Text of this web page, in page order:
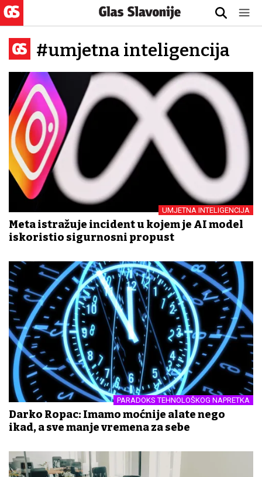
#umjetna inteligencija
UMJETNA INTELIGENCIJA
Meta istražuje incident u kojem je AI model
iskoristio sigurnosni propust
PARADOKS TEHNOLOŠKOG NAPRETKA
Darko Ropac: Imamo moćnije alate nego
ikad, a sve manje vremena za sebe